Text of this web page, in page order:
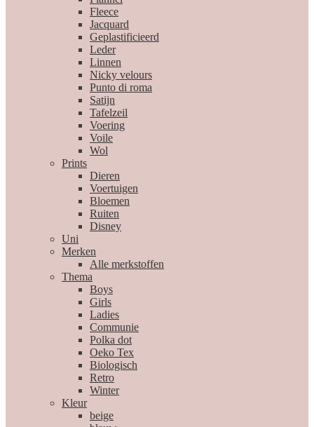
Fleece
Jacquard
Geplastificieerd
Leder
Linnen
Nicky velours
Punto di roma
Satijn
Tafelzeil
Voering
Voile
Wol
Prints
Dieren
Voertuigen
Bloemen
Ruiten
Disney
Uni
Merken
Alle merkstoffen
Thema
Boys
Girls
Ladies
Communie
Polka dot
Oeko Tex
Biologisch
Retro
Winter
Kleur
beige